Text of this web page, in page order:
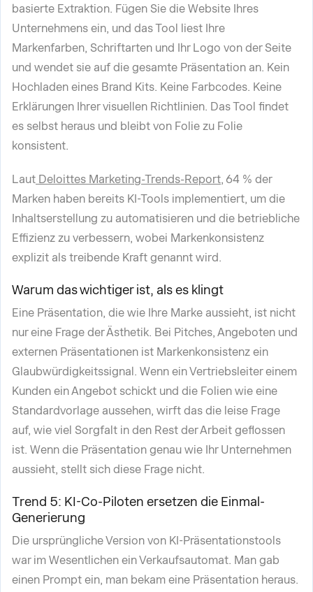
basierte Extraktion. Fügen Sie die Website Ihres
Unternehmens ein, und das Tool liest Ihre
Markenfarben, Schriftarten und Ihr Logo von der Seite
und wendet sie auf die gesamte Präsentation an. Kein
Hochladen eines Brand Kits. Keine Farbcodes. Keine
Erklärungen Ihrer visuellen Richtlinien. Das Tool findet
es selbst heraus und bleibt von Folie zu Folie
konsistent.
Laut Deloittes Marketing-Trends-Report, 64 % der
Marken haben bereits KI-Tools implementiert, um die
Inhaltserstellung zu automatisieren und die betriebliche
Effizienz zu verbessern, wobei Markenkonsistenz
explizit als treibende Kraft genannt wird.
Warum das wichtiger ist, als es klingt
Eine Präsentation, die wie Ihre Marke aussieht, ist nicht
nur eine Frage der Ästhetik. Bei Pitches, Angeboten und
externen Präsentationen ist Markenkonsistenz ein
Glaubwürdigkeitssignal. Wenn ein Vertriebsleiter einem
Kunden ein Angebot schickt und die Folien wie eine
Standardvorlage aussehen, wirft das die leise Frage
auf, wie viel Sorgfalt in den Rest der Arbeit geflossen
ist. Wenn die Präsentation genau wie Ihr Unternehmen
aussieht, stellt sich diese Frage nicht.
Trend 5: KI-Co-Piloten ersetzen die Einmal-
Generierung
Die ursprüngliche Version von KI-Präsentationstools
war im Wesentlichen ein Verkaufsautomat. Man gab
einen Prompt ein, man bekam eine Präsentation heraus.